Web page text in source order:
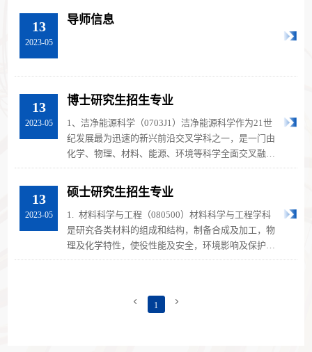
13
2023-05
导师信息
13
2023-05
博士研究生招生专业
1、洁净能源科学（0703J1）洁净能源科学作为21世
纪发展最为迅速的新兴前沿交叉学科之一，是一门由
化学、物理、材料、能源、环境等科学全面交叉融合
的新兴学科。是研究洁净能源的生...
13
2023-05
硕士研究生招生专业
1. 材料科学与工程（080500）材料科学与工程学科
是研究各类材料的组成和结构，制备合成及加工，物
理及化学特性，使役性能及安全，环境影响及保护，
再制造特性及方法等要素及其相互...
 1 